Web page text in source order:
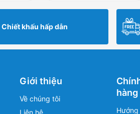
là:
tại
6,809,400 ₫.
Chiết khấu hấp dẫn
Giới thiệu
Về chúng tôi
Liên hệ
hàng